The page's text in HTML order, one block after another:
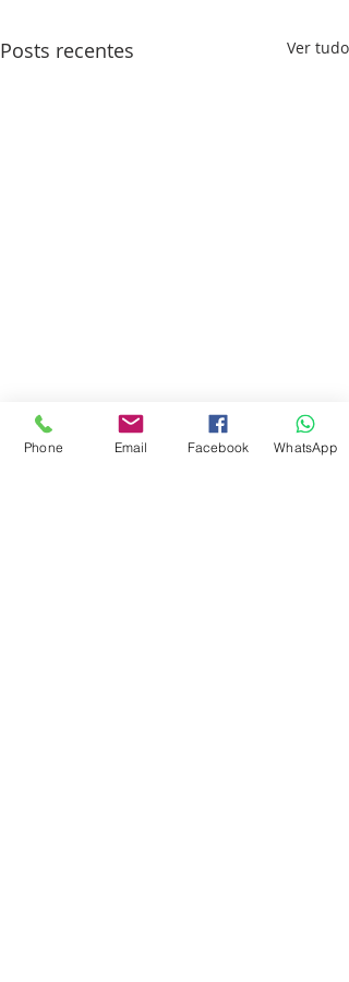
Posts recentes Ver tudo
Phone Email Facebook WhatsApp